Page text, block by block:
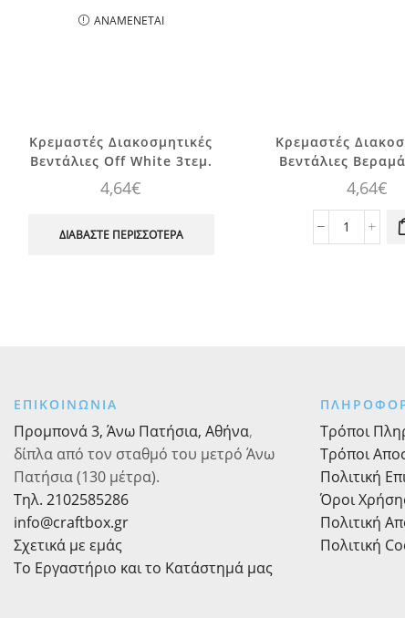
ΑΝΑΜΈΝΕΤΑΙ
Κρεμαστές Διακοσμητικές
Βεντάλιες Off White 3τεμ.
4,64€
ΔΙΑΒΆΣΤΕ ΠΕΡΙΣΣΌΤΕΡΑ
Κρεμαστές
Βεντάλιες
4,64€
ΕΠΙΚΟΙΝΩΝΙΑ
Προμπονά 3, Άνω Πατήσια, Αθήνα,
δίπλα από τον σταθμό του μετρό Άνω
Πατήσια (130 μέτρα).
Τηλ. 2102585286
info@craftbox.gr
Σχετικά με εμάς
Το Εργαστήριο και το Κατάστημά μας
Τρόποι
Τρόποι
Πολιτική
Όροι
Πολιτική
Πολιτική